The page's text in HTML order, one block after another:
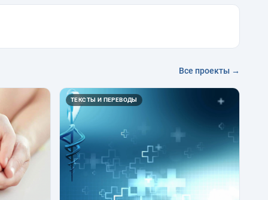
Все проекты →
ТЕКСТЫ И ПЕРЕВОДЫ